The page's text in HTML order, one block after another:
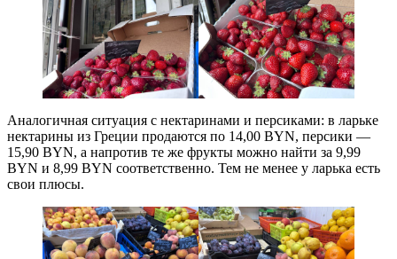
Аналогичная ситуация с нектаринами и персиками: в ларьке
нектарины из Греции продаются по 14,00 BYN, персики —
15,90 BYN, а напротив те же фрукты можно найти за 9,99
BYN и 8,99 BYN соответственно. Тем не менее у ларька есть
свои плюсы.